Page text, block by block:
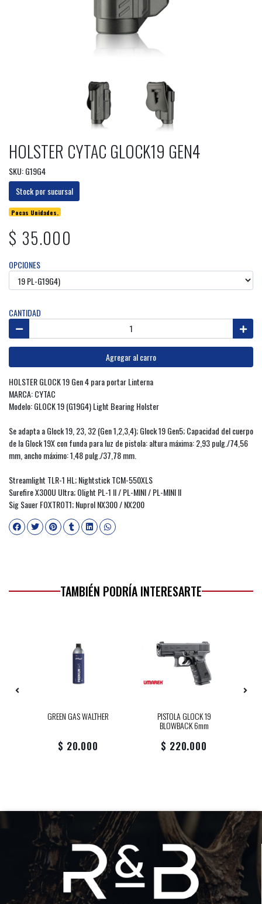
HOLSTER CYTAC GLOCK19 GEN4
SKU: G19G4
Stock por sucursal
Pocas Unidades.
$ 35.000
OPCIONES
CANTIDAD
Agregar al carro
HOLSTER GLOCK 19 Gen 4 para portar Linterna
MARCA: CYTAC
Modelo: GLOCK 19 (G19G4) Light Bearing Holster
Se adapta a Glock 19, 23, 32 (Gen 1,2,3,4); Glock 19 Gen5; Capacidad del cuerpo
de la Glock 19X con funda para luz de pistola: altura máxima: 2,93 pulg./74,56
mm, ancho máximo: 1,48 pulg./37,78 mm.
Streamlight TLR-1 HL; Nightstick TCM-550XLS
Surefire X300U Ultra; Olight PL-1 II / PL-MINI / PL-MINI II
Sig Sauer FOXTROT1; Nuprol NX300 / NX200
TAMBIÉN PODRÍA INTERESARTE
GREEN GAS WALTHER
$ 20.000
PISTOLA GLOCK 19
BLOWBACK 6mm
$ 220.000